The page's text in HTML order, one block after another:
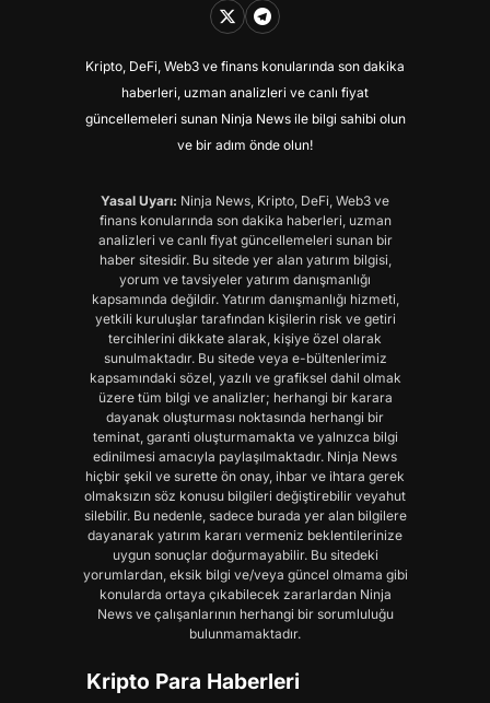
Kripto, DeFi, Web3 ve finans konularında son dakika
haberleri, uzman analizleri ve canlı fiyat
güncellemeleri sunan Ninja News ile bilgi sahibi olun
ve bir adım önde olun!
Yasal Uyarı: Ninja News, Kripto, DeFi, Web3 ve
finans konularında son dakika haberleri, uzman
analizleri ve canlı fiyat güncellemeleri sunan bir
haber sitesidir. Bu sitede yer alan yatırım bilgisi,
yorum ve tavsiyeler yatırım danışmanlığı
kapsamında değildir. Yatırım danışmanlığı hizmeti,
yetkili kuruluşlar tarafından kişilerin risk ve getiri
tercihlerini dikkate alarak, kişiye özel olarak
sunulmaktadır. Bu sitede veya e-bültenlerimiz
kapsamındaki sözel, yazılı ve grafiksel dahil olmak
üzere tüm bilgi ve analizler; herhangi bir karara
dayanak oluşturması noktasında herhangi bir
teminat, garanti oluşturmamakta ve yalnızca bilgi
edinilmesi amacıyla paylaşılmaktadır. Ninja News
hiçbir şekil ve surette ön onay, ihbar ve ihtara gerek
olmaksızın söz konusu bilgileri değiştirebilir veyahut
silebilir. Bu nedenle, sadece burada yer alan bilgilere
dayanarak yatırım kararı vermeniz beklentilerinize
uygun sonuçlar doğurmayabilir. Bu sitedeki
yorumlardan, eksik bilgi ve/veya güncel olmama gibi
konularda ortaya çıkabilecek zararlardan Ninja
News ve çalışanlarının herhangi bir sorumluluğu
bulunmamaktadır.
Kripto Para Haberleri